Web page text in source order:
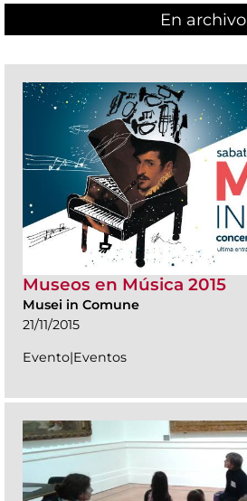
En archivo
Museos en Música 2015
Musei in Comune
21/11/2015
Evento|Eventos